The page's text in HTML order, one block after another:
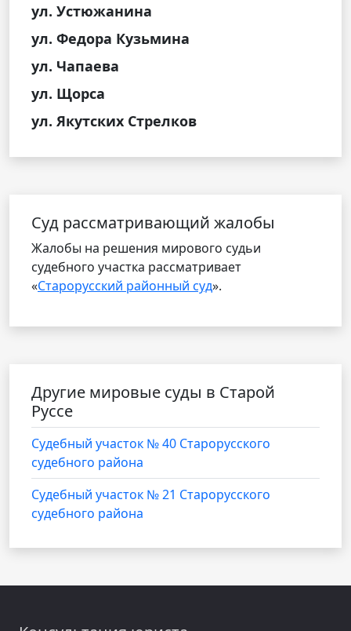
ул. Устюжанина
ул. Федора Кузьмина
ул. Чапаева
ул. Щорса
ул. Якутских Стрелков
Cуд рассматривающий жалобы
Жалобы на решения мирового судьи
судебного участка рассматривает
«Старорусский районный суд».
Другие мировые суды в Старой
Руссе
Судебный участок № 40 Старорусского
судебного района
Судебный участок № 21 Старорусского
судебного района